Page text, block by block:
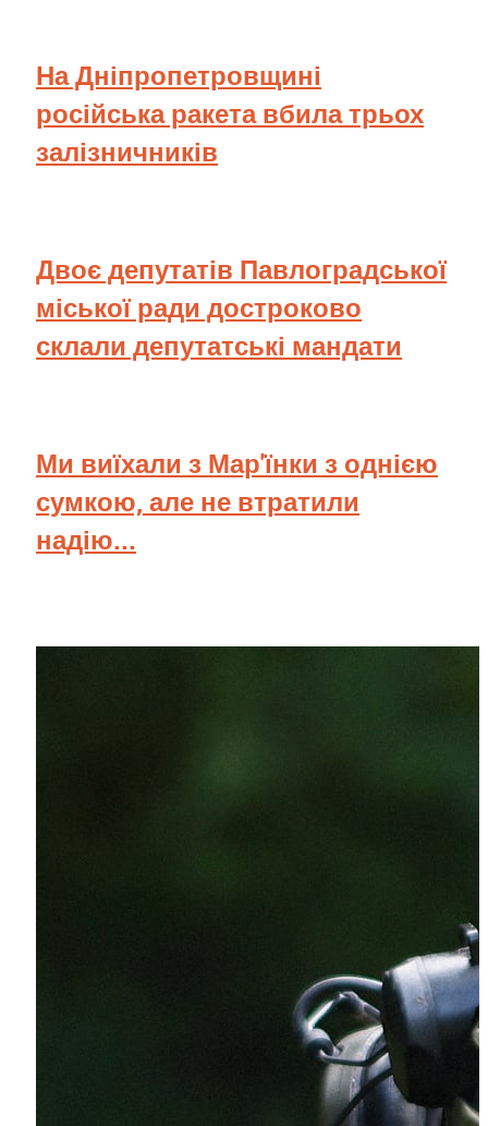
На Дніпропетровщині
російська ракета вбила трьох
залізничників
Двоє депутатів Павлоградської
міської ради достроково
склали депутатські мандати
Ми виїхали з Мар'їнки з однією
сумкою, але не втратили
надію...